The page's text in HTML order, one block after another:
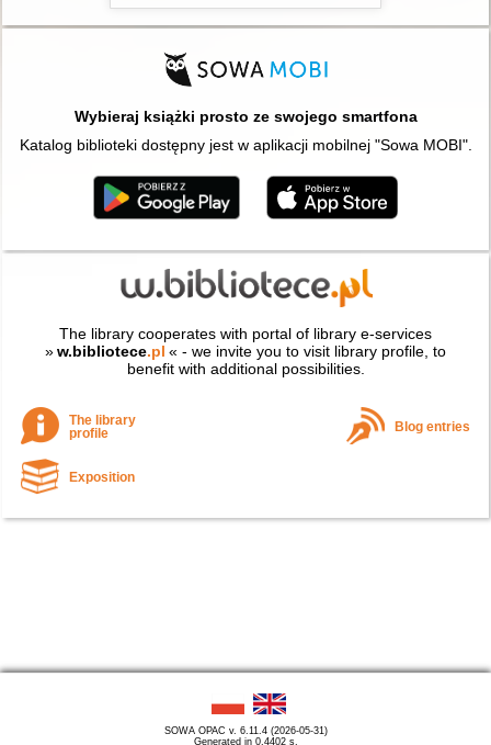
Wybieraj książki prosto ze swojego smartfona
Katalog biblioteki dostępny jest w aplikacji mobilnej "Sowa MOBI".
The library cooperates with portal of library e-services
»w.bibliotece.pl « - we invite you to visit library profile, to
benefit with additional possibilities.
The library
profile
Blog entries
Exposition
SOWA OPAC v. 6.11.4 (2026-05-31)
Generated in 0,4402 s.